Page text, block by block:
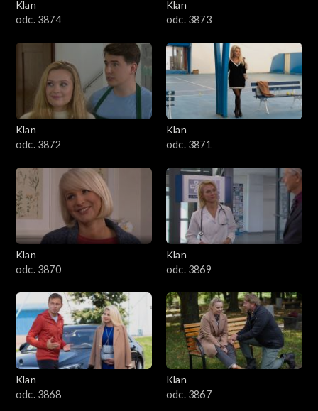
Klan
odc. 3874
Klan
odc. 3873
Klan
odc. 3872
Klan
odc. 3871
Klan
odc. 3870
Klan
odc. 3869
Klan
odc. 3868
Klan
odc. 3867